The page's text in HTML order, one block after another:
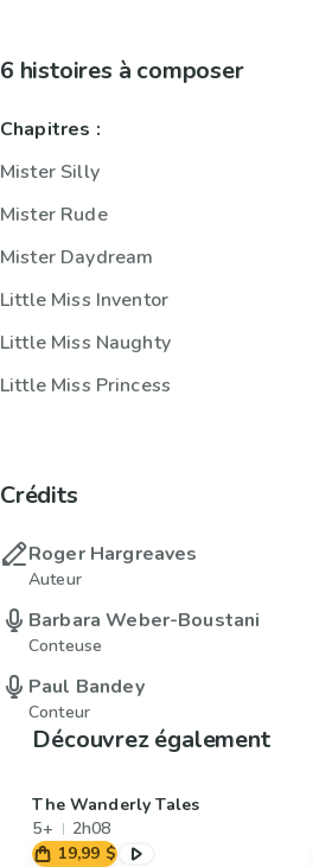
6 histoires à composer
Chapitres :
Mister Silly
Mister Rude
Mister Daydream
Little Miss Inventor
Little Miss Naughty
Little Miss Princess
Crédits
Roger Hargreaves
Auteur
Barbara Weber-Boustani
Conteuse
Paul Bandey
Conteur
Découvrez également
The Wanderly Tales
5+
2h08
19,99 $